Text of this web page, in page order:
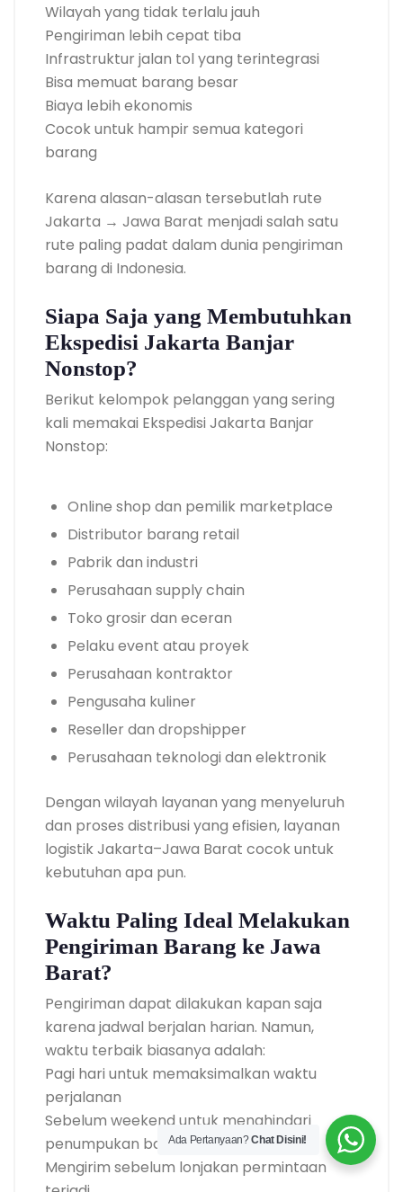
Wilayah yang tidak terlalu jauh
Pengiriman lebih cepat tiba
Infrastruktur jalan tol yang terintegrasi
Bisa memuat barang besar
Biaya lebih ekonomis
Cocok untuk hampir semua kategori
barang
Karena alasan-alasan tersebutlah rute
Jakarta → Jawa Barat menjadi salah satu
rute paling padat dalam dunia pengiriman
barang di Indonesia.
Siapa Saja yang Membutuhkan
Ekspedisi Jakarta Banjar
Nonstop?
Berikut kelompok pelanggan yang sering
kali memakai Ekspedisi Jakarta Banjar
Nonstop:
Online shop dan pemilik marketplace
Distributor barang retail
Pabrik dan industri
Perusahaan supply chain
Toko grosir dan eceran
Pelaku event atau proyek
Perusahaan kontraktor
Pengusaha kuliner
Reseller dan dropshipper
Perusahaan teknologi dan elektronik
Dengan wilayah layanan yang menyeluruh
dan proses distribusi yang efisien, layanan
logistik Jakarta–Jawa Barat cocok untuk
kebutuhan apa pun.
Waktu Paling Ideal Melakukan
Pengiriman Barang ke Jawa
Barat?
Pengiriman dapat dilakukan kapan saja
karena jadwal berjalan harian. Namun,
waktu terbaik biasanya adalah:
Pagi hari untuk memaksimalkan waktu
perjalanan
Sebelum weekend untuk menghindari
penumpukan barang
Mengirim sebelum lonjakan permintaan
Ada Pertanyaan?Chat Disini!